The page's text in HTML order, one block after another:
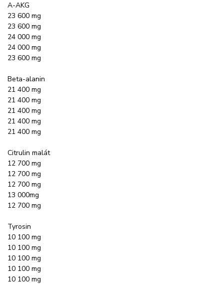
A-AKG
23 600 mg
23 600 mg
24 000 mg
24 000 mg
23 600 mg
Beta-alanin
21 400 mg
21 400 mg
21 400 mg
21 400 mg
21 400 mg
Citrulin malát
12 700 mg
12 700 mg
12 700 mg
13 000mg
12 700 mg
Tyrosin
10 100 mg
10 100 mg
10 100 mg
10 100 mg
10 100 mg